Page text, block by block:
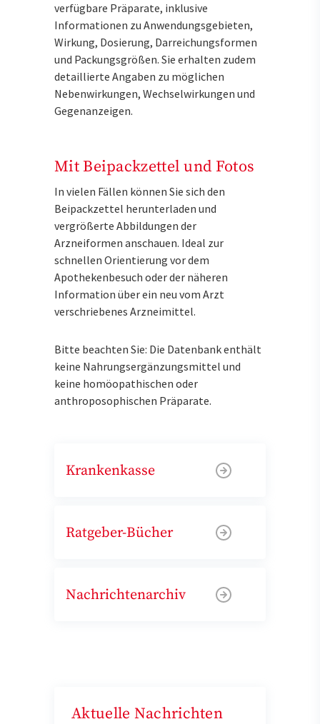
verfügbare Präparate, inklusive
Informationen zu Anwendungsgebieten,
Wirkung, Dosierung, Darreichungsformen
und Packungsgrößen. Sie erhalten zudem
detaillierte Angaben zu möglichen
Nebenwirkungen, Wechselwirkungen und
Gegenanzeigen.
Mit Beipackzettel und Fotos
In vielen Fällen können Sie sich den
Beipackzettel herunterladen und
vergrößerte Abbildungen der
Arzneiformen anschauen. Ideal zur
schnellen Orientierung vor dem
Apothekenbesuch oder der näheren
Information über ein neu vom Arzt
verschriebenes Arzneimittel.
Bitte beachten Sie: Die Datenbank enthält
keine Nahrungsergänzungsmittel und
keine homöopathischen oder
anthroposophischen Präparate.
Krankenkasse
Ratgeber-Bücher
Nachrichtenarchiv
Aktuelle Nachrichten